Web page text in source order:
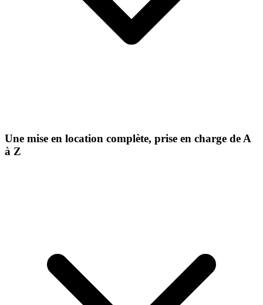
Une mise en location complète, prise en charge de A
à Z